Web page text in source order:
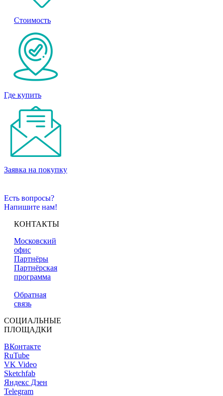
Стоимость
Где купить
Заявка на покупку
Есть вопросы?
Напишите нам!
КОНТАКТЫ
Московский
офис
Партнёры
Партнёрская
программа
Обратная
связь
СОЦИАЛЬНЫЕ
ПЛОЩАДКИ
ВКонтакте
RuTube
VK Video
Sketchfab
Яндекс Дзен
Telegram